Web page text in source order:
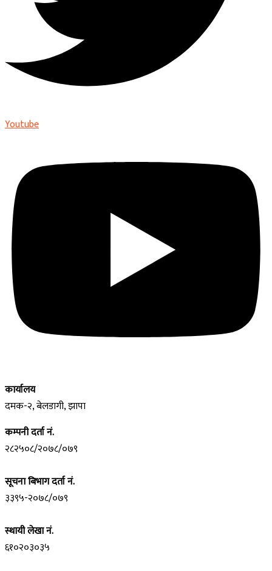
Youtube
कार्यालय
दमक-२, बेलडागी, झापा
कम्पनी दर्ता नं.
२८२५०८/२०७८/०७९
सूचना बिभाग दर्ता नं.
३३९५-२०७८/०७९
स्थायी लेखा नं.
६१०२०३०३५